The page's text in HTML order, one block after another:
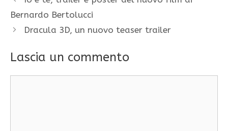
Bernardo Bertolucci
Dracula 3D, un nuovo teaser trailer
Lascia un commento